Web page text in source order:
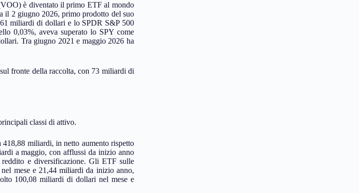
è diventato il primo ETF al mondo
il 2 giugno 2026, primo prodotto del suo
miliardi di dollari e lo SPDR S&P 500
0,03%, aveva superato lo SPY come
Tra giugno 2021 e maggio 2026 ha
fronte della raccolta, con 73 miliardi di
classi di attivo.
miliardi, in netto aumento rispetto
a maggio, con afflussi da inizio anno
e diversificazione. Gli ETF sulle
mese e 21,44 miliardi da inizio anno,
100,08 miliardi di dollari nel mese e